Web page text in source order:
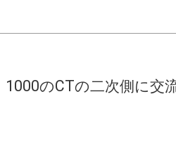
のCTの二次側に交